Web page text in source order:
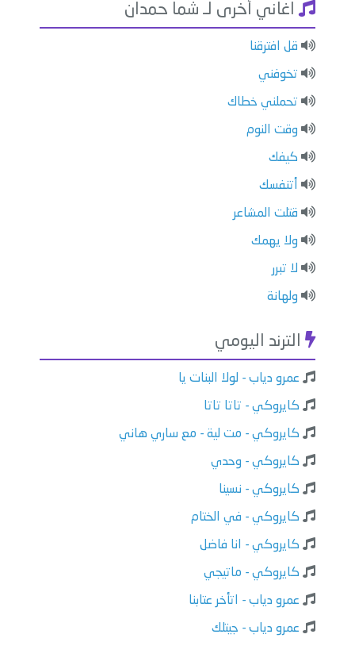
اغاني أخرى لـ شما حمدان
قل افترقنا
تخوفني
تحملني خطاك
وقت النوم
كيفك
أتنفسك
قتلت المشاعر
ولا يهمك
لا تبرر
ولهانة
الترند اليومي
عمرو دياب - لولا البنات يا
كايروكي - تاتا تاتا
كايروكي - مت لية - مع ساري هاني
كايروكي - وحدي
كايروكي - نسينا
كايروكي - في الختام
كايروكي - انا فاضل
كايروكي - ماتيجي
عمرو دياب - اتأخر عتابنا
عمرو دياب - جيتلك